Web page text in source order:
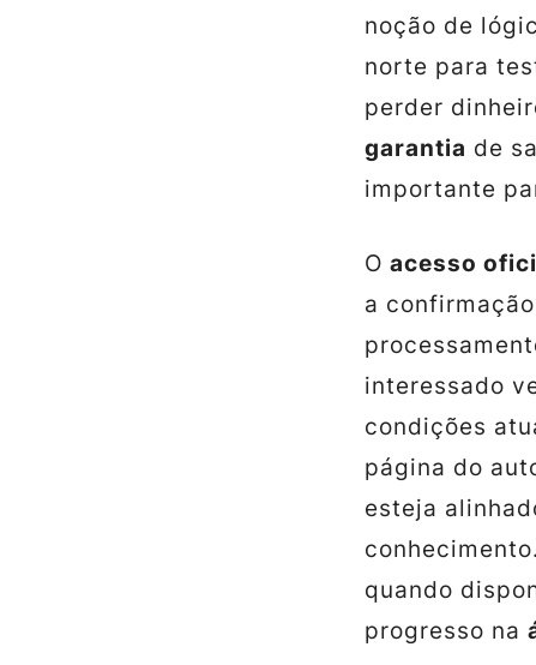
noção de
norte para
perder
garantia de
importante
O acesso
a
interessado
condições
página do
esteja
quando
progresso na